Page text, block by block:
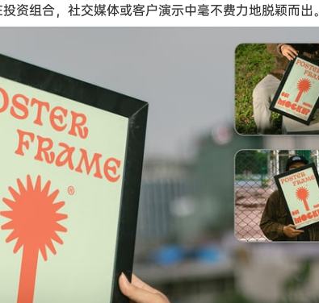
资组合，社交媒体或客户演示中毫不费力地脱颖而出。